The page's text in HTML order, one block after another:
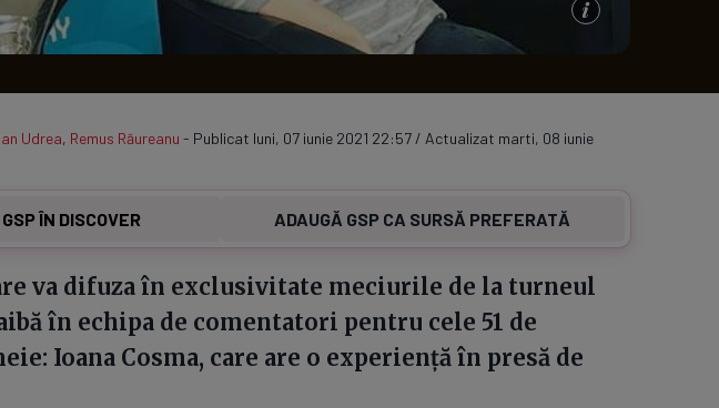
Udrea, Remus Răureanu - Publicat luni, 07 iunie 2021 22:57 / Actualizat marti, 08 iunie
ÎN DISCOVER ADAUGĂ GSP CA SURSĂ PREFERATĂ
va difuza în exclusivitate meciurile de la turneul
în echipa de comentatori pentru cele 51 de
Ioana Cosma, care are o experiență în presă de